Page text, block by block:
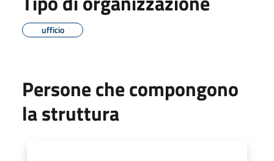
ufficio
Persone che compongono
la struttura